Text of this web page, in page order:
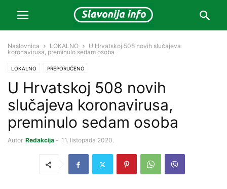
Naslovnica LOKALNO
U Hrvatskoj 508 novih slučajeva
koronavirusa, preminulo sedam osoba
LOKALNO PREPORUČENO
U Hrvatskoj 508 novih
slučajeva koronavirusa,
preminulo sedam osoba
Autor Redakcija - 11. listopada 2020.